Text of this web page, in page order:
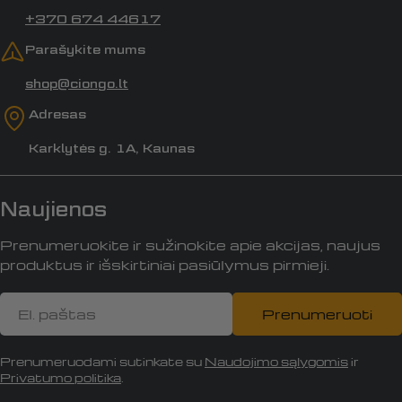
+370 674 44617
Parašykite mums
shop@ciongo.lt
Adresas
Karklytės g. 1A, Kaunas
Naujienos
Prenumeruokite ir sužinokite apie akcijas, naujus
produktus ir išskirtiniai pasiūlymus pirmieji.
El.
paštas
Prenumeruoti
Prenumeruodami sutinkate su Naudojimo sąlygomis ir
Privatumo politika